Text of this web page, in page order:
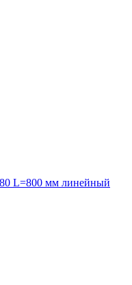
L=800 мм линейный